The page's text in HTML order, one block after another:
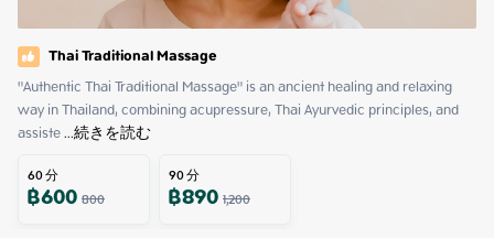
Thai Traditional Massage
"Authentic Thai Traditional Massage" is an ancient healing and relaxing
way in Thailand, combining acupressure, Thai Ayurvedic principles, and
assiste ...続きを読む
60分
฿600800
90分
฿8901,200